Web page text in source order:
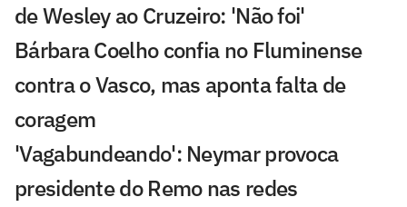
de Wesley ao Cruzeiro: 'Não foi'
Bárbara Coelho confia no Fluminense
contra o Vasco, mas aponta falta de
coragem
'Vagabundeando': Neymar provoca
presidente do Remo nas redes